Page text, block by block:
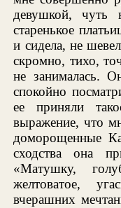
девушкой,
старенькое
и сидела, не
скромно, тихо,
не занималась.
спокойно
ее приняли
выражение, что
доморощенные
сходства она
«Матушку,
желтоватое,
вчерашних